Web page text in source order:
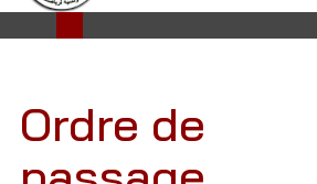
Ordre de